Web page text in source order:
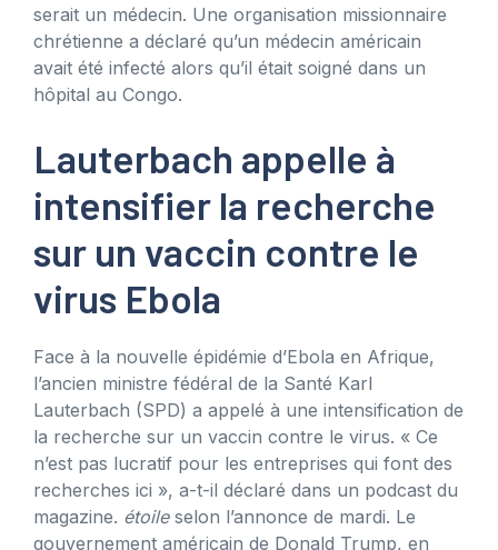
serait un médecin. Une organisation missionnaire
chrétienne a déclaré qu’un médecin américain
avait été infecté alors qu’il était soigné dans un
hôpital au Congo.
Lauterbach appelle à
intensifier la recherche
sur un vaccin contre le
virus Ebola
Face à la nouvelle épidémie d’Ebola en Afrique,
l’ancien ministre fédéral de la Santé Karl
Lauterbach (SPD) a appelé à une intensification de
la recherche sur un vaccin contre le virus. « Ce
n’est pas lucratif pour les entreprises qui font des
recherches ici », a-t-il déclaré dans un podcast du
magazine. étoileselon l’annonce de mardi. Le
gouvernement américain de Donald Trump, en